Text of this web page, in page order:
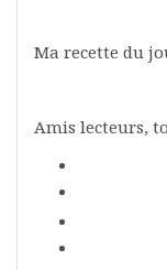
Ma recette du
Amis lecteurs,